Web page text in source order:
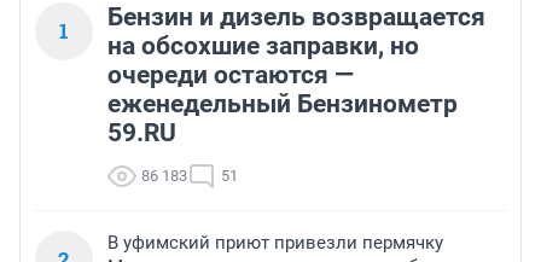
1
Бензин и дизель возвращается
на обсохшие заправки, но
очереди остаются —
еженедельный Бензинометр
59.RU
86 183 51
В уфимский приют привезли пермячку